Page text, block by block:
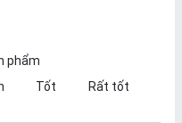
phẩm
Tốt
Rất tốt